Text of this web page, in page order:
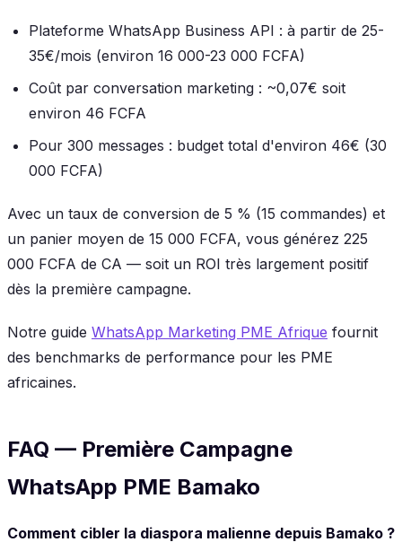
Plateforme WhatsApp Business API : à partir de 25-
35€/mois (environ 16 000-23 000 FCFA)
Coût par conversation marketing : ~0,07€ soit
environ 46 FCFA
Pour 300 messages : budget total d'environ 46€ (30
000 FCFA)
Avec un taux de conversion de 5 % (15 commandes) et
un panier moyen de 15 000 FCFA, vous générez 225
000 FCFA de CA — soit un ROI très largement positif
dès la première campagne.
Notre guide WhatsApp Marketing PME Afrique fournit
des benchmarks de performance pour les PME
africaines.
FAQ — Première Campagne
WhatsApp PME Bamako
Comment cibler la diaspora malienne depuis Bamako ?